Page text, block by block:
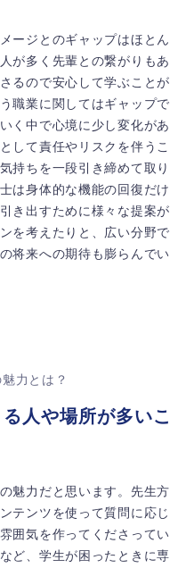
ージとのギャップはほとん
が多く先輩との繋がりもあ
るので安心して学ぶことが
職業に関してはギャップで
く中で心境に少し変化があ
して責任やリスクを伴うこ
持ちを一段引き締めて取り
は身体的な機能の回復だけ
き出すために様々な提案が
を考えたりと、広い分野で
将来への期待も膨らんでい
力とは？
人や場所が多いこ
魅力だと思います。先生方
テンツを使って質問に応じ
囲気を作ってくださってい
ど、学生が困ったときに専